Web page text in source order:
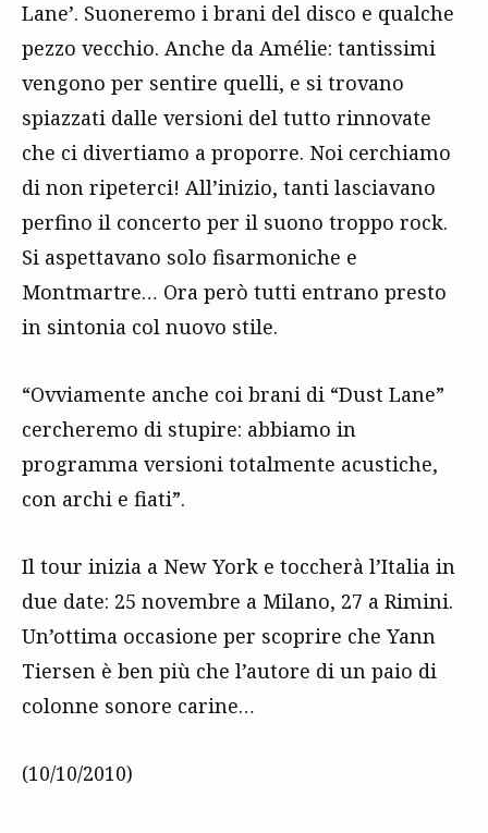
Lane’. Suoneremo i brani del disco e qualche
pezzo vecchio. Anche da Amélie: tantissimi
vengono per sentire quelli, e si trovano
spiazzati dalle versioni del tutto rinnovate
che ci divertiamo a proporre. Noi cerchiamo
di non ripeterci! All’inizio, tanti lasciavano
perfino il concerto per il suono troppo rock.
Si aspettavano solo fisarmoniche e
Montmartre… Ora però tutti entrano presto
in sintonia col nuovo stile.
“Ovviamente anche coi brani di “Dust Lane”
cercheremo di stupire: abbiamo in
programma versioni totalmente acustiche,
con archi e fiati”.
Il tour inizia a New York e toccherà l’Italia in
due date: 25 novembre a Milano, 27 a Rimini.
Un’ottima occasione per scoprire che Yann
Tiersen è ben più che l’autore di un paio di
colonne sonore carine…
(10/10/2010)